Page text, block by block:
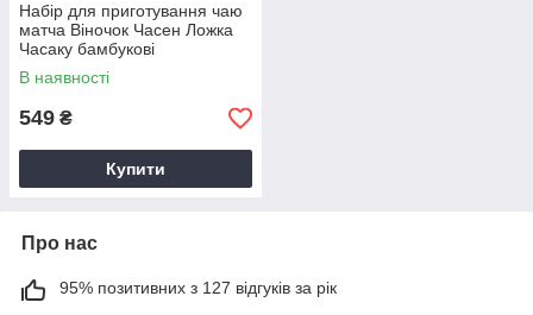
Набір для приготування чаю
матча Віночок Часен Ложка
Часаку бамбукові
В наявності
549 ₴
Купити
Про нас
95% позитивних з 127 відгуків за рік